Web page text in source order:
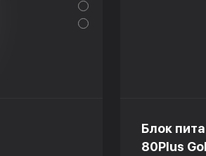
Блок
80Plus